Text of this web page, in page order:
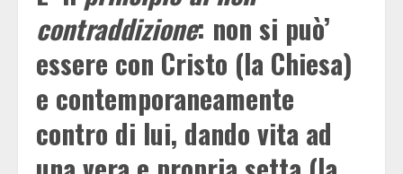
contraddizione: non si può’
essere con Cristo (la Chiesa)
e contemporaneamente
contro di lui, dando vita ad